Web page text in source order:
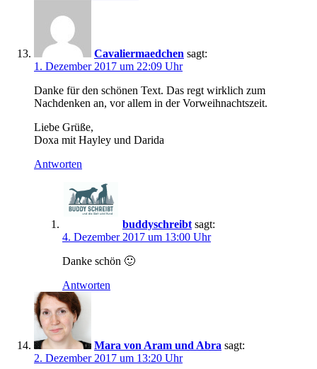
Cavaliermaedchen sagt:
1. Dezember 2017 um 22:09 Uhr
Danke für den schönen Text. Das regt wirklich zum
Nachdenken an, vor allem in der Vorweihnachtszeit.
Liebe Grüße,
Doxa mit Hayley und Darida
Antworten
buddyschreibt sagt:
4. Dezember 2017 um 13:00 Uhr
Danke schön 🙂
Antworten
Mara von Aram und Abra sagt:
2. Dezember 2017 um 13:20 Uhr